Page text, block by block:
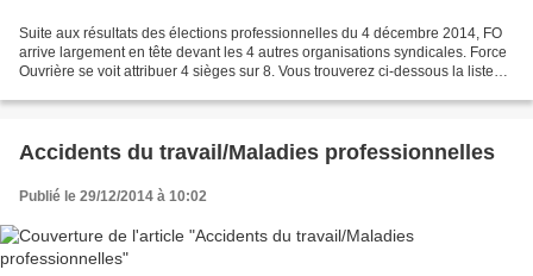
Suite aux résultats des élections professionnelles du 4 décembre 2014, FO
arrive largement en tête devant les 4 autres organisations syndicales. Force
Ouvrière se voit attribuer 4 sièges sur 8. Vous trouverez ci-dessous la liste
Accidents du travail/Maladies professionnelles
Publié le 29/12/2014 à 10:02